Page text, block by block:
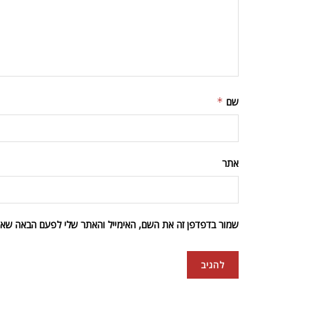
שם *
אתר
שמור בדפדפן זה את השם, האימייל והאתר שלי לפעם הבאה